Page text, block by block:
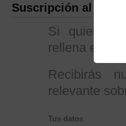
Suscripción al
Si quieres
rellena el
Recibirás
relevante
Tus datos